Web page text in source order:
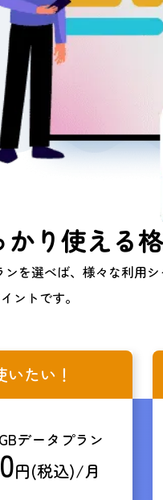
かり使える
を選べば、様々な利用
ントです。
たい！
データプラン
円(税込)/月